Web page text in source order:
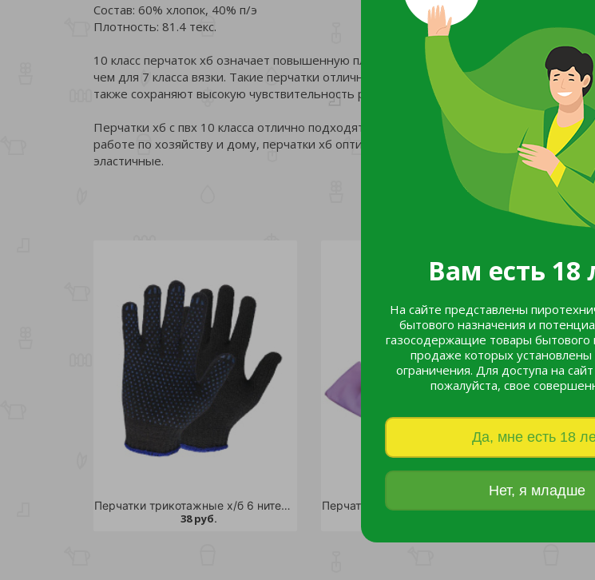
Вам есть 18
На сайте представлены
бытового назначения и
газосодержащие товары бытового
продаже которых установлены
ограничения. Для доступа на
пожалуйста, свое
Да, мне есть 18
Нет, я младше
Состав: 60% хлопок, 40% п/э
Плотность: 81.4 текс.
10 класс перчаток хб означает повышенную плотность вязки, при которой
чем для 7 класса вязки. Такие перчатки отлично защищают от различных
также сохраняют высокую чувствительность рук. Чаще всего используются для
Перчатки хб с пвх 10 класса отлично подходят для ремонтных мастерских,
работе по хозяйству и дому, перчатки хб оптимальны для работы с сухими
эластичные.
Перчатки трикотажные х/б 6 нитей с ПВХ Черные/10/300
38 руб.